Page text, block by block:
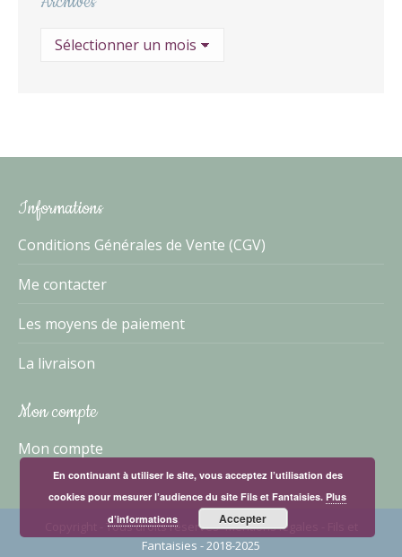
Archives
Informations
Conditions Générales de Vente (CGV)
Me contacter
Les moyens de paiement
La livraison
Mon compte
Mon compte
Copyright - Tous droits réservés -mentions légales
Fantaisies - 2018-2025
En continuant à utiliser le site, vous acceptez l’utilisation des
cookies pour mesurer l’audience du site Fils et Fantaisies.Plus
d’informations
Accepter